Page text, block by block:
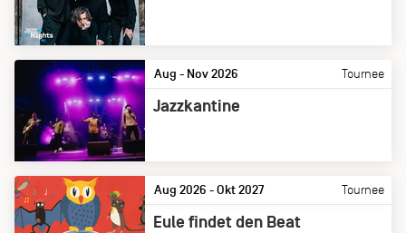
Tournee
Aug - Nov 2026
Jazzkantine
Tournee
Aug 2026 - Okt 2027
Eule findet den Beat